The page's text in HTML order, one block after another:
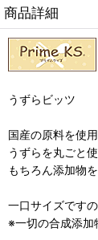
商品詳細
うずらビッツ
国産の原料を使
うずらを丸ごと
もちろん添加物
一口サイズです
※一切の合成添加